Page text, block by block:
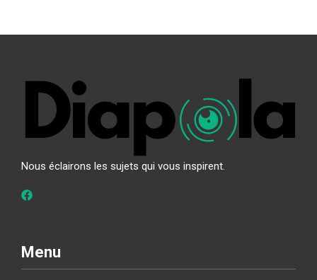
Nous éclairons les sujets qui vous inspirent.
Menu